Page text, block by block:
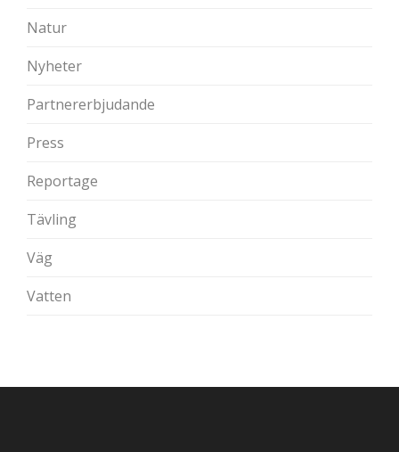
Natur
Nyheter
Partnererbjudande
Press
Reportage
Tävling
Väg
Vatten